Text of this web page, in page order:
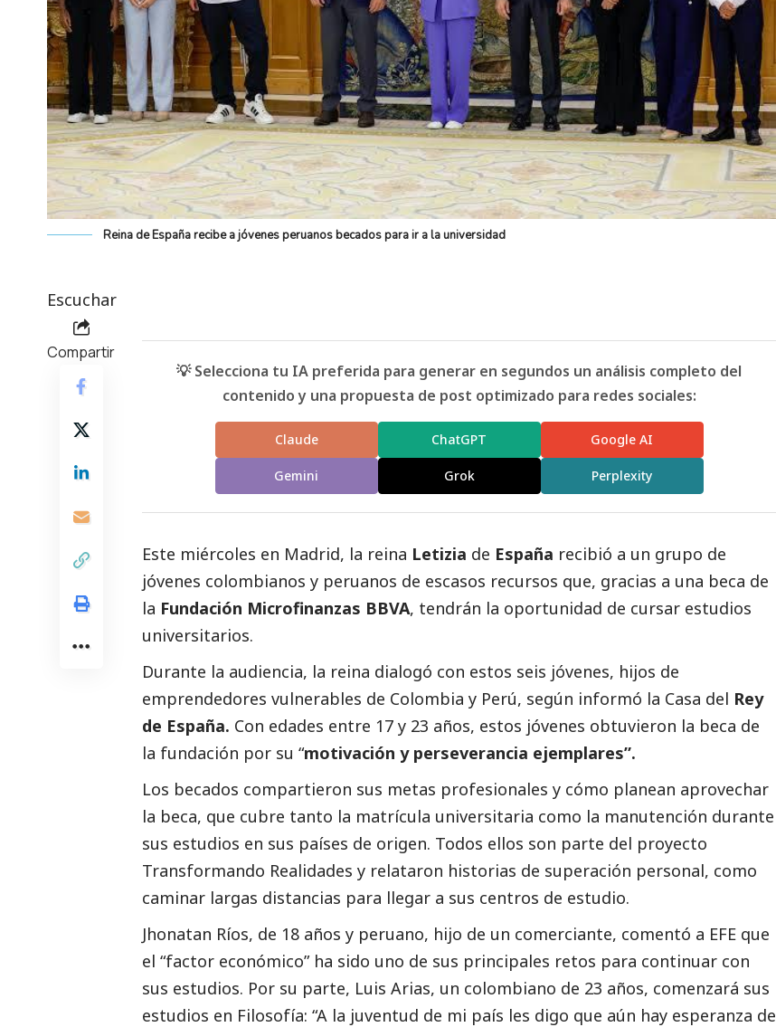
Reina de España recibe a jóvenes peruanos becados para ir a la universidad
Escuchar
Compartir
💡 Selecciona tu IA preferida para generar en segundos un análisis completo del
contenido y una propuesta de post optimizado para redes sociales:
Claude ChatGPT Google AI
Gemini Grok Perplexity
Este miércoles en Madrid, la reina Letizia de España recibió a un grupo de
jóvenes colombianos y peruanos de escasos recursos que, gracias a una beca de
la Fundación Microfinanzas BBVA, tendrán la oportunidad de cursar estudios
universitarios.
Durante la audiencia, la reina dialogó con estos seis jóvenes, hijos de
emprendedores vulnerables de Colombia y Perú, según informó la Casa del Rey
de España. Con edades entre 17 y 23 años, estos jóvenes obtuvieron la beca de
la fundación por su “motivación y perseverancia ejemplares”.
Los becados compartieron sus metas profesionales y cómo planean aprovechar
la beca, que cubre tanto la matrícula universitaria como la manutención durante
sus estudios en sus países de origen. Todos ellos son parte del proyecto
Transformando Realidades y relataron historias de superación personal, como
caminar largas distancias para llegar a sus centros de estudio.
Jhonatan Ríos, de 18 años y peruano, hijo de un comerciante, comentó a EFE que
el “factor económico” ha sido uno de sus principales retos para continuar con
sus estudios. Por su parte, Luis Arias, un colombiano de 23 años, comenzará sus
estudios en Filosofía: “A la juventud de mi país les digo que aún hay esperanza de